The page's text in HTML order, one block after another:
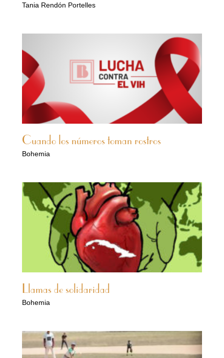
Tania Rendón Portelles
Cuando los números toman rostros
Bohemia
Llamas de solidaridad
Bohemia